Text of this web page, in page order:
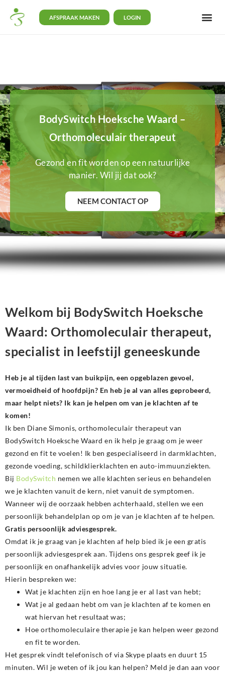
AFSPRAAK MAKEN LOGIN
BodySwitch Hoeksche Waard –
Orthomoleculair therapeut
Gezond en fit worden op een natuurlijke
manier. Wil jij dat ook?
NEEM CONTACT OP
Welkom bij BodySwitch Hoeksche
Waard: Orthomoleculair therapeut,
specialist in leefstijl geneeskunde
Heb je al tijden last van buikpijn, een opgeblazen gevoel,
vermoeidheid of hoofdpijn? En heb je al van alles geprobeerd,
maar helpt niets? Ik kan je helpen om van je klachten af te
komen!
Ik ben Diane Simonis, orthomoleculair therapeut van
BodySwitch Hoeksche Waard en ik help je graag om je weer
gezond en fit te voelen! Ik ben gespecialiseerd in darmklachten,
gezonde voeding, schildklierklachten en auto-immuunziekten.
Bij BodySwitch nemen we alle klachten serieus en behandelen
we je klachten vanuit de kern, niet vanuit de symptomen.
Wanneer wij de oorzaak hebben achterhaald, stellen we een
persoonlijk behandelplan op om je van je klachten af te helpen.
Gratis persoonlijk adviesgesprek.
Omdat ik je graag van je klachten af help bied ik je een gratis
persoonlijk adviesgesprek aan. Tijdens ons gesprek geef ik je
persoonlijk en onafhankelijk advies voor jouw situatie.
Hierin bespreken we:
Wat je klachten zijn en hoe lang je er al last van hebt;
Wat je al gedaan hebt om van je klachten af te komen en
wat hiervan het resultaat was;
Hoe orthomoleculaire therapie je kan helpen weer gezond
en fit te worden.
Het gesprek vindt telefonisch of via Skype plaats en duurt 15
minuten. Wil je weten of ik jou kan helpen? Meld je dan aan voor